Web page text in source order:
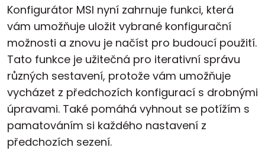
Konfigurátor MSI nyní zahrnuje funkci, která
vám umožňuje uložit vybrané konfigurační
možnosti a znovu je načíst pro budoucí použití.
Tato funkce je užitečná pro iterativní správu
různých sestavení, protože vám umožňuje
vycházet z předchozích konfigurací s drobnými
úpravami. Také pomáhá vyhnout se potížím s
pamatováním si každého nastavení z
předchozích sezení.